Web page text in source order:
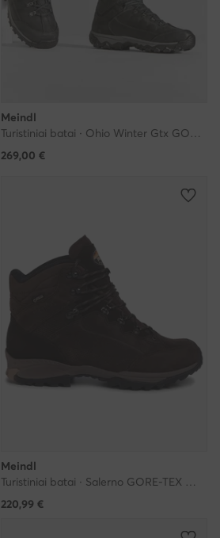
Meindl
Turistiniai batai · Ohio Winter Gtx GORE-TEX 7624 · Juoda
269,00 €
Meindl
Turistiniai batai · Salerno GORE-TEX Gtx 2448 · Ruda
220,99 €